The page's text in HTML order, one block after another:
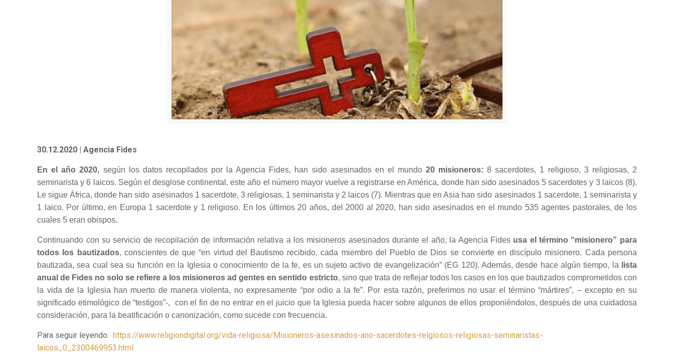
30.12.2020 | Agencia Fides
En el año 2020, según los datos recopilados por la Agencia Fides, han sido asesinados en el mundo20 misioneros: 8 sacerdotes, 1 religioso, 3 religiosas, 2
seminarista y 6 laicos. Según el desglose continental, este año el número mayor vuelve a registrarse en América, donde han sido asesinados 5 sacerdotes y 3 laicos (8).
Le sigue África, donde han sido asesinados 1 sacerdote, 3 religiosas, 1 seminarista y 2 laicos (7). Mientras que en Asia han sido asesinados 1 sacerdote, 1 seminarista y
1 laico. Por último, en Europa 1 sacerdote y 1 religioso. En los últimos 20 años, del 2000 al 2020, han sido asesinados en el mundo 535 agentes pastorales, de los
cuales 5 eran obispos.
Continuando con su servicio de recopilación de información relativa a los misioneros asesinados durante el año, la Agencia Fides usa el término “misionero” para
todos los bautizados, conscientes de que “en virtud del Bautismo recibido, cada miembro del Pueblo de Dios se convierte en discípulo misionero. Cada persona
bautizada, sea cual sea su función en la Iglesia o conocimiento de la fe, es un sujeto activo de evangelización” (EG 120). Además, desde hace algún tiempo, la
lista
anual de Fides no solo se refiere a los misioneros ad gentes en sentido estricto, sino que trata de reflejar todos los casos en los que bautizados comprometidos con
la vida de la Iglesia han muerto de manera violenta, no expresamente “por odio a la fe”. Por esta razón, preferimos no usar el término “mártires”, – excepto en su
significado etimológico de “testigos”-, con el fin de no entrar en el juicio que la Iglesia pueda hacer sobre algunos de ellos proponiéndolos, después de una cuidadosa
consideración, para la beatificación o canonización, como sucede con frecuencia.
Para seguir leyendo:https://www.religiondigital.org/vida-religiosa/Misioneros-asesinados-ano-sacerdotes-relgiosos-religiosas-seminaristas-
laicos_0_2300469953.html